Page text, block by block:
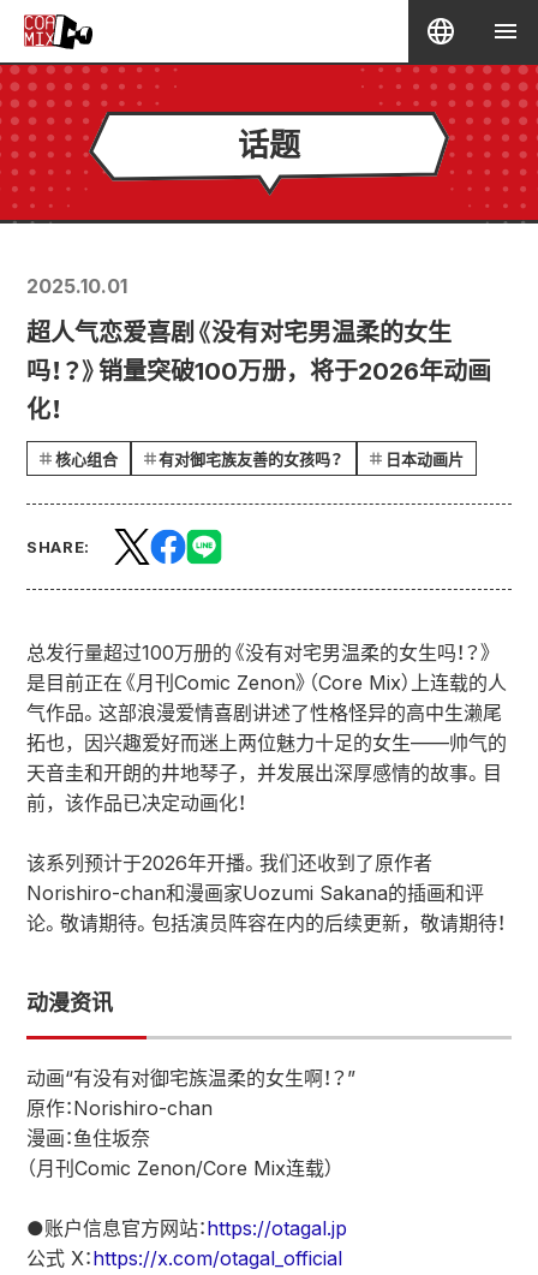
话题
2025.10.01
超人气恋爱喜剧《没有对宅男温柔的女生
吗！？》销量突破100万册，将于2026年动画
化！
核心组合 有对御宅族友善的女孩吗？ 日本动画片
SHARE:
总发行量超过100万册的《没有对宅男温柔的女生吗！？》
是目前正在《月刊Comic Zenon》（Core Mix）上连载的人
气作品。这部浪漫爱情喜剧讲述了性格怪异的高中生濑尾
拓也，因兴趣爱好而迷上两位魅力十足的女生——帅气的
天音圭和开朗的井地琴子，并发展出深厚感情的故事。目
前，该作品已决定动画化！
该系列预计于2026年开播。我们还收到了原作者
Norishiro-chan和漫画家Uozumi Sakana的插画和评
论。敬请期待。包括演员阵容在内的后续更新，敬请期待！
动漫资讯
动画“有没有对御宅族温柔的女生啊！？”
原作：Norishiro-chan
漫画：鱼住坂奈
（月刊Comic Zenon/Core Mix连载）
●账户信息官方网站：https://otagal.jp
公式 X：https://x.com/otagal_official